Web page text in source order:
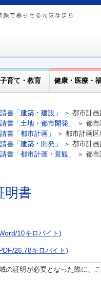
子育て・教育 健康・医療・
書「建築・建設」
＞ 都市計
書「土地・都市開発」
＞ 都
書「都市計画」
＞ 都市計画
書「建築・開発」
＞ 都市計
書「都市計画・景観」 ＞ 都
明書
10キロバイト)
26.78キロバイト)
の証明が必要となった際に、